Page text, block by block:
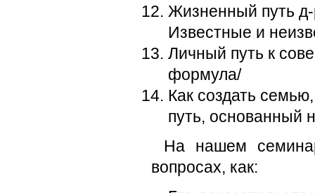
Жизненный путь
Известные и
Личный путь к
формула/
Как создать
путь, основанный
На нашем
вопросах, как: